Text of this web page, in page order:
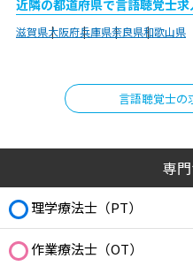
近隣の都道府県で言語聴覚士
滋賀県大阪府兵庫県奈良県和歌山県
言語聴覚士の
専
理学療法士（PT）
作業療法士（OT）